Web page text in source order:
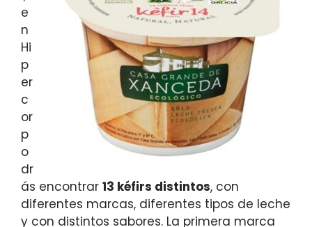
e
n
Hi
p
er
c
or
p
o
dr
ás encontrar 13 kéfirs distintos, con
diferentes marcas, diferentes tipos de leche
y con distintos sabores. La primera marca